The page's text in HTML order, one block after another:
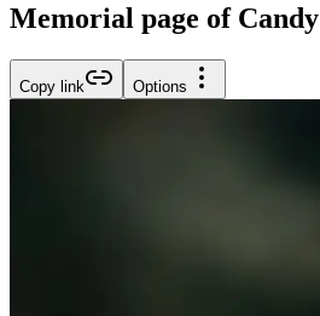
Memorial page of Candy
Copy link Options